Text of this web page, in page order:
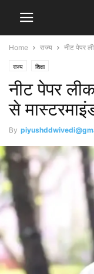
Home राज्य नीट पेपर
राज्य शिक्षा
नीट पेपर
से
By